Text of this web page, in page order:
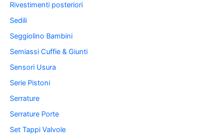
Rivestimenti posteriori
Sedili
Seggiolino Bambini
Semiassi Cuffie & Giunti
Sensori Usura
Serie Pistoni
Serrature
Serrature Porte
Set Tappi Valvole